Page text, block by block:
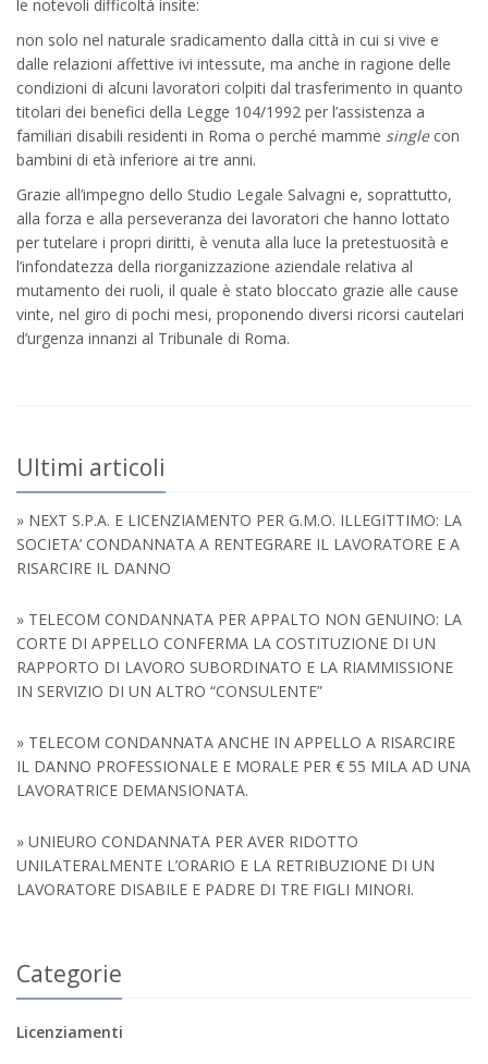
le notevoli difficoltà insite:
non solo nel naturale sradicamento dalla città in cui si vive e
dalle relazioni affettive ivi intessute, ma anche in ragione delle
condizioni di alcuni lavoratori colpiti dal trasferimento in quanto
titolari dei benefici della Legge 104/1992 per l’assistenza a
familiari disabili residenti in Roma o perché mamme singlecon
bambini di età inferiore ai tre anni.
Grazie all’impegno dello Studio Legale Salvagni e, soprattutto,
alla forza e alla perseveranza dei lavoratori che hanno lottato
per tutelare i propri diritti, è venuta alla luce la pretestuosità e
l’infondatezza della riorganizzazione aziendale relativa al
mutamento dei ruoli, il quale è stato bloccato grazie alle cause
vinte, nel giro di pochi mesi, proponendo diversi ricorsi cautelari
d’urgenza innanzi al Tribunale di Roma.
Ultimi articoli
» NEXT S.P.A. E LICENZIAMENTO PER G.M.O. ILLEGITTIMO: LA
SOCIETA’ CONDANNATA A RENTEGRARE IL LAVORATORE E A
RISARCIRE IL DANNO
» TELECOM CONDANNATA PER APPALTO NON GENUINO: LA
CORTE DI APPELLO CONFERMA LA COSTITUZIONE DI UN
RAPPORTO DI LAVORO SUBORDINATO E LA RIAMMISSIONE
IN SERVIZIO DI UN ALTRO “CONSULENTE”
» TELECOM CONDANNATA ANCHE IN APPELLO A RISARCIRE
IL DANNO PROFESSIONALE E MORALE PER € 55 MILA AD UNA
LAVORATRICE DEMANSIONATA.
» UNIEURO CONDANNATA PER AVER RIDOTTO
UNILATERALMENTE L’ORARIO E LA RETRIBUZIONE DI UN
LAVORATORE DISABILE E PADRE DI TRE FIGLI MINORI.
Categorie
Licenziamenti